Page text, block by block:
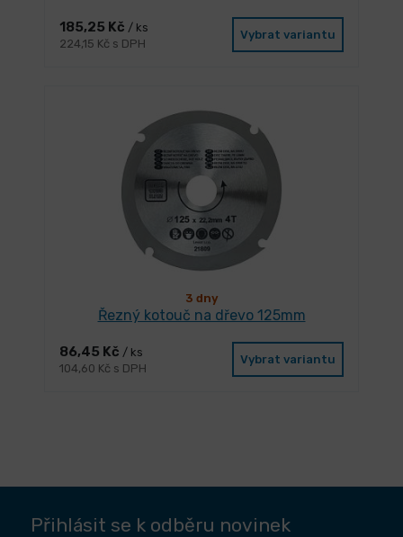
185,25 Kč / ks
224,15 Kč s DPH
Vybrat variantu
3 dny
Řezný kotouč na dřevo 125mm
86,45 Kč / ks
104,60 Kč s DPH
Vybrat variantu
Přihlásit se k odběru novinek